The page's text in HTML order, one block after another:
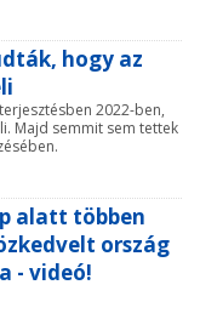
hogy az
2022-ben,
Majd semmit sem tettek
alatt többen
ország
- videó!